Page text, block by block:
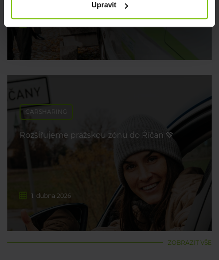
Upravit
CARSHARING
Rozšiřujeme pražskou zónu do Říčan 💚
1. dubna 2026
ZOBRAZIT VŠE